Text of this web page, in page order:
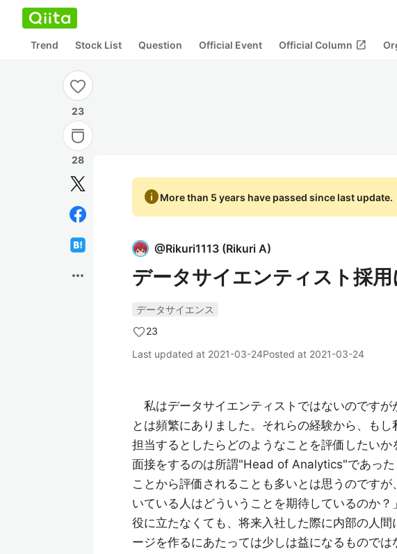
Trend Stock List Question Official Event Official Column open_in_new
23
28
more_horiz
infoMore than 5 years have passed since last update.
@Rikuri1113 (Rikuri A)
データサイエンティスト採
データサイエンス
23
Last updated at 2021-03-24Posted at 2021-03-24
私はデータサイエンティストではないのですが
とは頻繁にありました。それらの経験から、も
担当するとしたらどのようなことを評価したい
面接をするのは所謂"Head of Analytics"であっ
ことから評価されることも多いとは思うのです
いている人はどういうことを期待しているのか
役に立たなくても、将来入社した際に内部の人
ージを作るにあたっては少しは益になるものでは